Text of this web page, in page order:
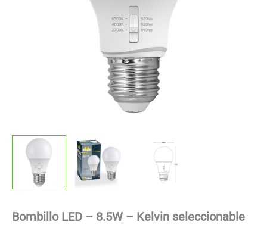
Bombillo LED – 8.5W – Kelvin seleccionable